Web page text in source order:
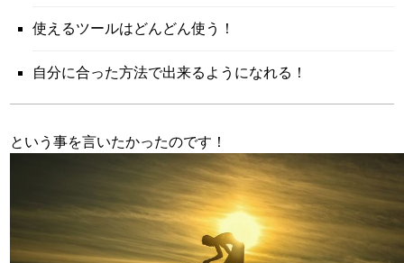
使えるツールはどんどん使う！
自分に合った方法で出来るようになれる！
という事を言いたかったのです！